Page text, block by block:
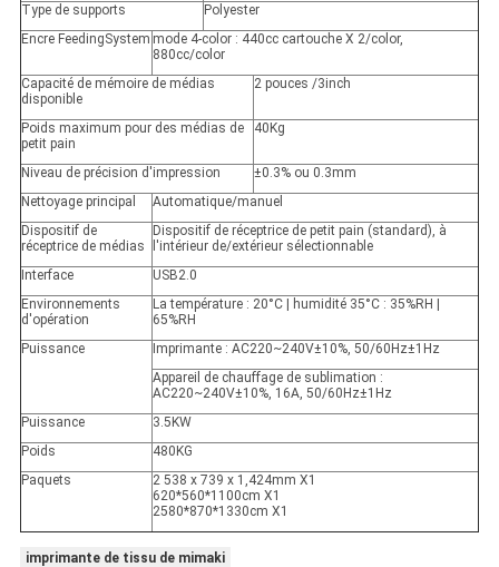
Type de supports
Polyester
Encre FeedingSystem mode 4-color : 440cc cartouche X 2/color,
880cc/color
Capacité de mémoire de médias
disponible
2 pouces /3inch
Poids maximum pour des médias de
petit pain
40Kg
Niveau de précision d'impression
±0.3% ou 0.3mm
Nettoyage principal
Automatique/manuel
Dispositif de
réceptrice de médias
Dispositif de réceptrice de petit pain (standard), à
l'intérieur de/extérieur sélectionnable
Interface
USB2.0
Environnements
d'opération
La température : 20°C | humidité 35°C : 35%RH |
65%RH
Puissance
Imprimante : AC220~240V±10%, 50/60Hz±1Hz
Appareil de chauffage de sublimation :
AC220~240V±10%, 16A, 50/60Hz±1Hz
Puissance
3.5KW
Poids
480KG
Paquets
2 538 x 739 x 1,424mm X1
620*560*1100cm X1
2580*870*1330cm X1
imprimante de tissu de mimaki